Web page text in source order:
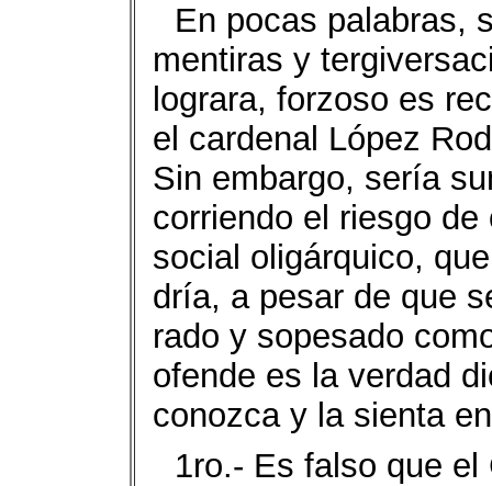
En pocas palabras,
mentiras y
lo­grara, forzoso es
el cardenal López
Sin embargo, sería
corriendo el riesgo
social oligárquico,
dría, a pesar de que
rado y sopesado
ofende es la verdad
conoz­ca y la sienta
1ro.- Es falso que